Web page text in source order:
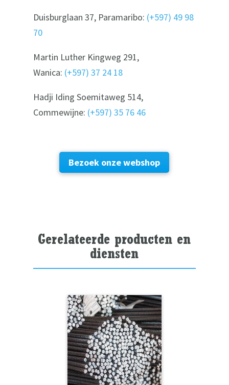
Duisburglaan 37, Paramaribo: (+597) 49 98
70
Martin Luther Kingweg 291,
Wanica: (+597) 37 24 18
Hadji Iding Soemitaweg 514,
Commewijne: (+597) 35 76 46
Bezoek onze webshop
Gerelateerde producten en
diensten